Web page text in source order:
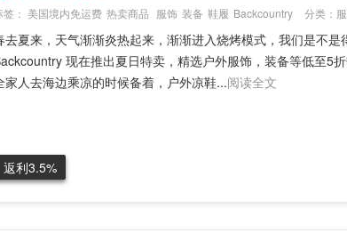
： 美国境内免运费 热卖商品 服饰 装备 鞋履 Backcountry 分类：
去夏来，天气渐渐炎热起来，渐渐进入烧烤模式，我们是不是
现在推出夏日特卖，精选户外服饰，装备等低至5
家人去海边乘凉的时候备着，户外凉鞋...阅读全文
返利3.5%